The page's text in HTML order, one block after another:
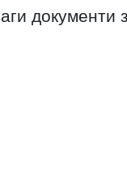
документи